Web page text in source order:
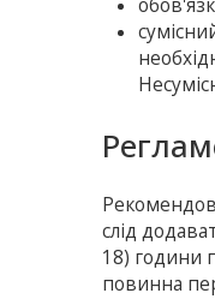
слід
18) години
повинна